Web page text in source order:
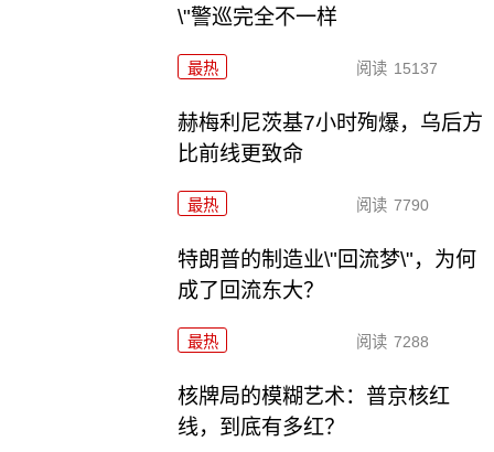
\"警巡完全不一样
最热 阅读 15137
赫梅利尼茨基7小时殉爆，乌后方
比前线更致命
最热 阅读 7790
特朗普的制造业\"回流梦\"，为何
成了回流东大？
最热 阅读 7288
核牌局的模糊艺术：普京核红
线，到底有多红？